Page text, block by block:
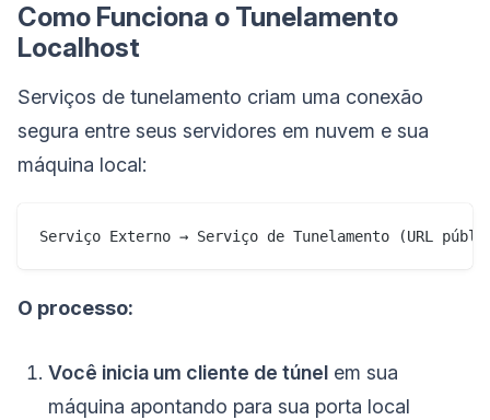
Como Funciona o Tunelamento
Localhost
Serviços de tunelamento criam uma conexão
segura entre seus servidores em nuvem e sua
máquina local:
O processo:
Você inicia um cliente de túnel em sua
máquina apontando para sua porta local